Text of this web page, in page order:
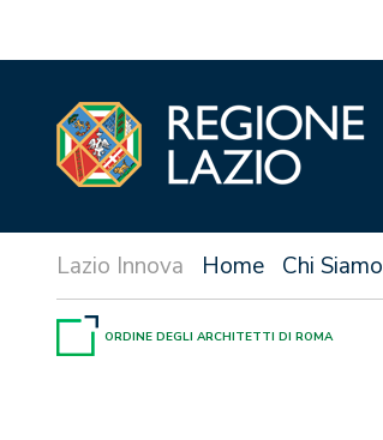
Home Chi Siamo
ORDINE DEGLI ARCHITETTI DI ROMA